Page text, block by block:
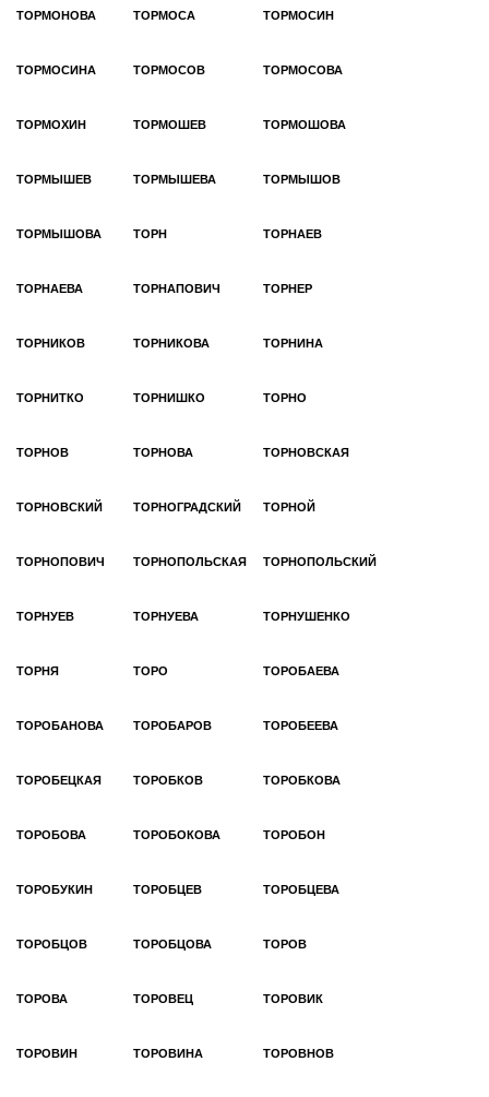
ТОРМОНОВА ТОРМОСА ТОРМОСИН
ТОРМОСИНА ТОРМОСОВ ТОРМОСОВА
ТОРМОХИН ТОРМОШЕВ ТОРМОШОВА
ТОРМЫШЕВ ТОРМЫШЕВА ТОРМЫШОВ
ТОРМЫШОВА ТОРН ТОРНАЕВ
ТОРНАЕВА ТОРНАПОВИЧ ТОРНЕР
ТОРНИКОВ ТОРНИКОВА ТОРНИНА
ТОРНИТКО ТОРНИШКО ТОРНО
ТОРНОВ ТОРНОВА ТОРНОВСКАЯ
ТОРНОВСКИЙ ТОРНОГРАДСКИЙ ТОРНОЙ
ТОРНОПОВИЧ ТОРНОПОЛЬСКАЯ ТОРНОПОЛЬСКИЙ
ТОРНУЕВ ТОРНУЕВА ТОРНУШЕНКО
ТОРНЯ ТОРО ТОРОБАЕВА
ТОРОБАНОВА ТОРОБАРОВ ТОРОБЕЕВА
ТОРОБЕЦКАЯ ТОРОБКОВ ТОРОБКОВА
ТОРОБОВА ТОРОБОКОВА ТОРОБОН
ТОРОБУКИН ТОРОБЦЕВ ТОРОБЦЕВА
ТОРОБЦОВ ТОРОБЦОВА ТОРОВ
ТОРОВА ТОРОВЕЦ ТОРОВИК
ТОРОВИН ТОРОВИНА ТОРОВНОВ